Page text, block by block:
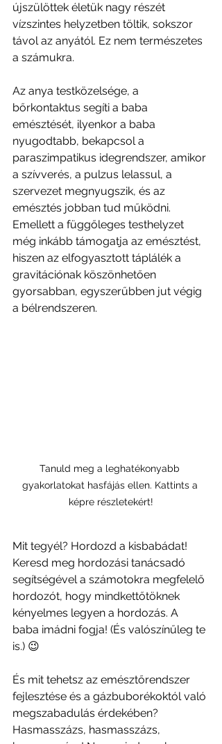
újszülöttek életük nagy részét
vízszintes helyzetben töltik, sokszor
távol az anyától. Ez nem természetes
a számukra.
Az anya testközelsége, a
bőrkontaktus segíti a baba
emésztését, ilyenkor a baba
nyugodtabb, bekapcsol a
paraszimpatikus idegrendszer, amikor
a szívverés, a pulzus lelassul, a
szervezet megnyugszik, és az
emésztés jobban tud működni.
Emellett a függőleges testhelyzet
még inkább támogatja az emésztést,
hiszen az elfogyasztott táplálék a
gravitációnak köszönhetően
gyorsabban, egyszerűbben jut végig
a bélrendszeren.
Tanuld meg a leghatékonyabb
gyakorlatokat hasfájás ellen. Kattints a
képre részletekért!
Mit tegyél? Hordozd a kisbabádat!
Keresd meg hordozási tanácsadó
segítségével a számotokra megfelelő
hordozót, hogy mindkettőtöknek
kényelmes legyen a hordozás. A
baba imádni fogja! (És valószínűleg te
is.) 😉
És mit tehetsz az emésztőrendszer
fejlesztése és a gázbuborékoktól való
megszabadulás érdekében?
Hasmasszázs, hasmasszázs,